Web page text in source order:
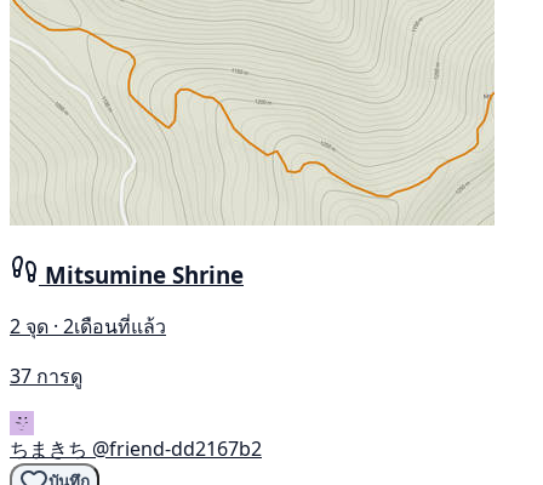
Mitsumine Shrine
2 จุด · 2เดือนที่แล้ว
37 การดู
ちまきち @friend-dd2167b2